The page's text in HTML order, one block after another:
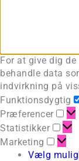
For at give dig
behandle data
indvirkning på
Funktionsdygtig
Præferencer
Statistikker
Marketing
Vælg